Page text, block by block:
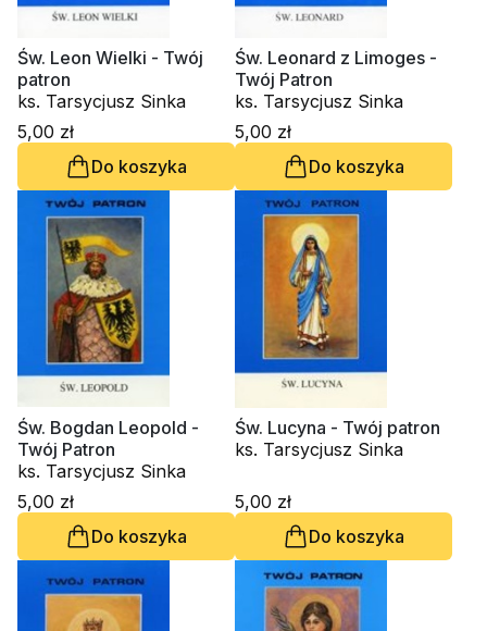
Św. Leon Wielki - Twój
patron
ks. Tarsycjusz Sinka
5,00 zł
Do koszyka
Św. Leonard z Limoges -
Twój Patron
ks. Tarsycjusz Sinka
5,00 zł
Do koszyka
Św. Bogdan Leopold -
Twój Patron
ks. Tarsycjusz Sinka
5,00 zł
Do koszyka
Św. Lucyna - Twój patron
ks. Tarsycjusz Sinka
5,00 zł
Do koszyka